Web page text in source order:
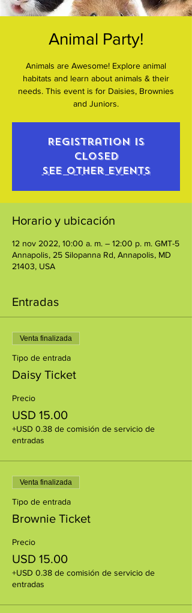
Animal Party!
Animals are Awesome! Explore animal
habitats and learn about animals & their
needs. This event is for Daisies, Brownies
and Juniors.
Registration is
closed
See other events
Horario y ubicación
12 nov 2022, 10:00 a. m. – 12:00 p. m. GMT-5
Annapolis, 25 Silopanna Rd, Annapolis, MD
21403, USA
Entradas
Venta finalizada
Tipo de entrada
Daisy Ticket
Precio
USD 15.00
+USD 0.38 de comisión de servicio de
entradas
Venta finalizada
Tipo de entrada
Brownie Ticket
Precio
USD 15.00
+USD 0.38 de comisión de servicio de
entradas